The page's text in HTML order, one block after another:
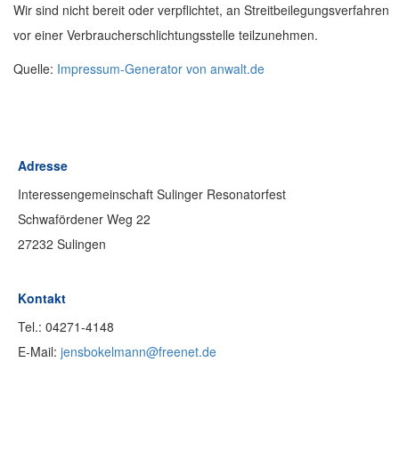
Wir sind nicht bereit oder verpflichtet, an Streitbeilegungsverfahren
vor einer Verbraucherschlichtungsstelle teilzunehmen.
Quelle: Impressum-Generator von anwalt.de
Adresse
Interessengemeinschaft Sulinger Resonatorfest
Schwafördener Weg 22
27232 Sulingen
Kontakt
Tel.: 04271-4148
E-Mail: jensbokelmann@freenet.de